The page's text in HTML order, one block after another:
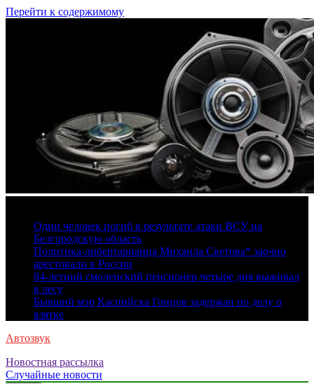
Перейти к содержимому
Один человек погиб в результате атаки ВСУ на
Белгородскую область
Политика-либертарианца Михаила Светова* заочно
арестовали в России
84-летний смоленский пенсионер четыре дня выживал
в лесу
Бывший мэр Каспийска Гонцов задержан по делу о
взятке
Автозвук
Новостная рассылка
Случайные новости